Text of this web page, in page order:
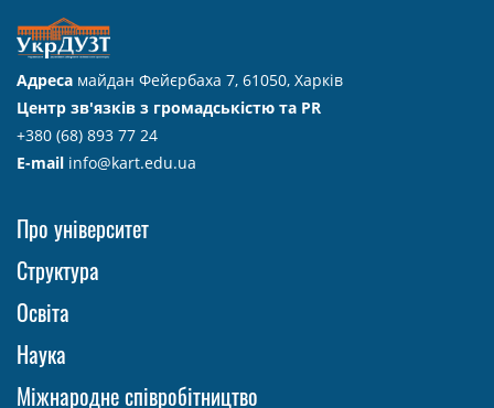
Адреса майдан Фейєрбаха 7, 61050, Харків
Центр зв'язків з громадськістю та PR
+380 (68) 893 77 24
E-mail info@kart.edu.ua
Про університет
Структура
Освіта
Наука
Міжнародне співробітництво